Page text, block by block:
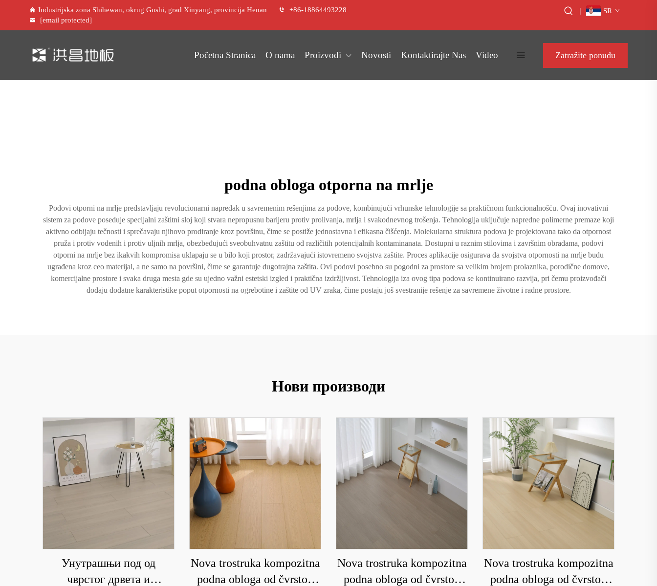
Industrijska zona Shihewan, okrug Gushi, grad Xinyang, provincija Henan
+86-18864493228
[email protected]
| SR
Početna Stranica O nama Proizvodi Novosti Kontaktirajte Nas Video Zatražite ponudu
podna obloga otporna na mrlje
Podovi otporni na mrlje predstavljaju revolucionarni napredak u savremenim rešenjima za podove, kombinujući vrhunske tehnologije sa praktičnom funkcionalnošću. Ovaj inovativni
sistem za podove poseduje specijalni zaštitni sloj koji stvara nepropusnu barijeru protiv prolivanja, mrlja i svakodnevnog trošenja. Tehnologija uključuje napredne polimerne premaze koji
aktivno odbijaju tečnosti i sprečavaju njihovo prodiranje kroz površinu, čime se postiže jednostavna i efikasna čišćenja. Molekularna struktura podova je projektovana tako da otpornost
pruža i protiv vodenih i protiv uljnih mrlja, obezbeđujući sveobuhvatnu zaštitu od različitih potencijalnih kontaminanata. Dostupni u raznim stilovima i završnim obradama, podovi
otporni na mrlje bez ikakvih kompromisa uklapaju se u bilo koji prostor, zadržavajući istovremeno svojstva zaštite. Proces aplikacije osigurava da svojstva otpornosti na mrlje budu
ugrađena kroz ceo materijal, a ne samo na površini, čime se garantuje dugotrajna zaštita. Ovi podovi posebno su pogodni za prostore sa velikim brojem prolaznika, porodične domove,
komercijalne prostore i svaka druga mesta gde su ujedno važni estetski izgled i praktična izdržljivost. Tehnologija iza ovog tipa podova se kontinuirano razvija, pri čemu proizvođači
dodaju dodatne karakteristike poput otpornosti na ogrebotine i zaštite od UV zraka, čime postaju još svestranije rešenje za savremene životne i radne prostore.
Нови производи
Унутрашњи под од
чврстог дрвета и
Nova trostruka kompozitna
podna obloga od čvrstog
Nova trostruka kompozitna
podna obloga od čvrstog
Nova trostruka kompozitna
podna obloga od čvrstog